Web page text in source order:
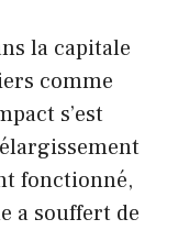
la capitale
comme
s’est
fonctionné,
a souffert de